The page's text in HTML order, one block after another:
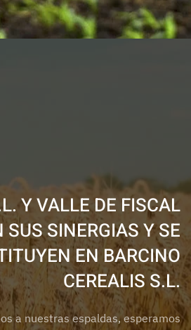
Y VALLE DE FISCAL
SINERGIAS Y SE
EN BARCINO
CEREALIS S.L.
a nuestras espaldas, esperamos